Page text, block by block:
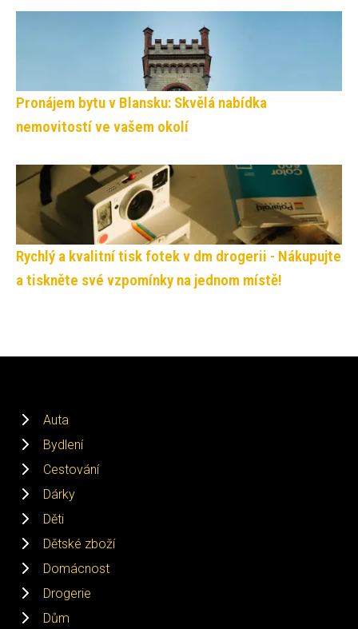
Pronájem bytu v Blansku: Skvělá nabídka
nemovitostí ve vašem okolí
Rychlý a kvalitní tisk fotek v dm drogerii - Nákupujte
a tiskněte své vzpomínky na jednom místě!
Auta
Bydlení
Cestování
Dárky
Děti
Dětské zboží
Domácnost
Drogerie
Dům